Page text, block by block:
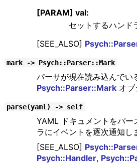
[PARAM] val:
セットするハンド
[SEE_ALSO]
mark -> Psych::Parser::Mark
パーサが現在読み込んでい
Psych::Parser::Markオブ
parse(yaml) -> self
YAML ドキュメントをパー
ラにイベントを逐次通知し
[SEE_ALSO]
Psych::Handler,